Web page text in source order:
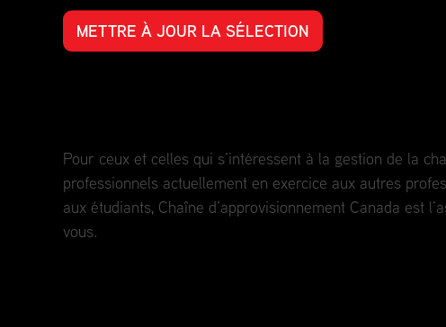
Pour ceux et celles qui s’intéressent à la gestion de la
professionnels actuellement en exercice aux autres
aux étudiants, Chaîne d’approvisionnement Canada est
vous.
METTRE À JOUR LA SÉLECTION